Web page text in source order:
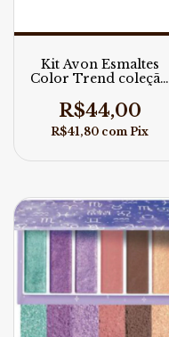
Kit Avon Esmaltes
Color Trend coleção
R$44,00
R$41,80 com Pix